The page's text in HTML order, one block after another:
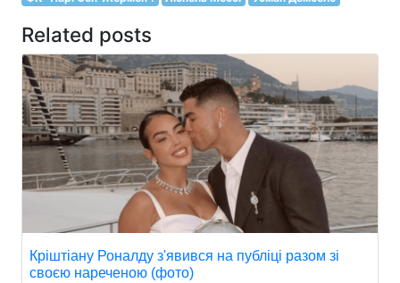
Related posts
Кріштіану Роналду з'явився на публіці разом зі
своєю нареченою (фото)